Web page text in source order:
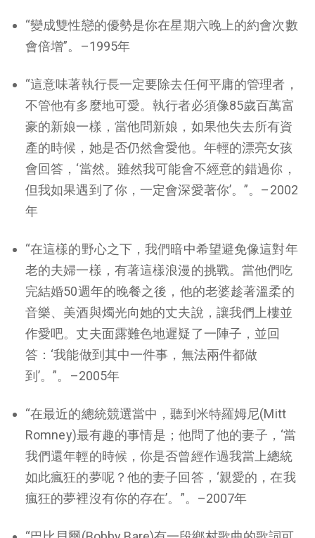
“變成雙性戀的優勢是你在星期六晚上的約會次數
會倍增”。–1995年
“這意味著執行長一定要除去任何平庸的管理者，
不管他有多麼地可愛。執行者必須像85歲百萬富
豪的新娘一樣，當他問新娘，如果他失去所有資
產的時候，她是否仍然會愛他。年輕的漂亮女孩
會回答，‘當然。雖然我可能會不經意的錯過你，
但我如果遇到了你，一定會深愛著你’。”。–2002
年
“在這樣的野心之下，我們暗中希望避免像這對年
老的夫婦一樣，有著這樣浪漫的挑戰。當他們吃
完結婚50週年的晚餐之後，他的老婆趁著溫柔的
音樂、美酒與燭光向她的丈夫說，讓我們上樓並
作愛吧。丈夫面露難色地遲疑了一陣子，並回
答：‘我能做到其中一件事，無法兩件都做
到’。”。–2005年
“在最近的總統競選當中，聽到米特羅姆尼(Mitt
Romney)最有趣的事情是；他問了他的妻子，‘當
我們還年輕的時候，你是否曾經作過我當上總統
如此瘋狂的夢呢？他的妻子回答，‘親愛的，在我
瘋狂的夢裡沒有你的存在’。”。–2007年